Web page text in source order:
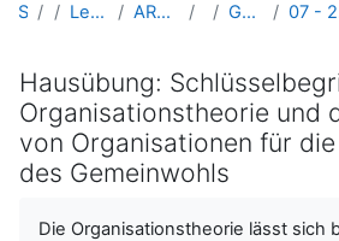
Startseite Kurse
Lehramtsausbildung GW im Cluster Österreich Mitte ARCHIV - Lehrveranstaltungen am Standort Linz - seit 2016 WS_2023/24
GW_M_FWSeminar_Gemeinwohl_Goeke_2023ws
Hausübung:
Organisationstheorie und
von Organisationen für
des Gemeinwohls
Die Organisationstheorie lässt sich